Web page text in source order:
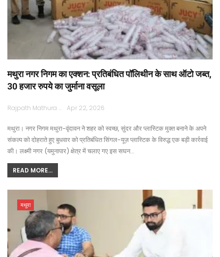
मथुरा नगर निगम का एक्शन: प्रतिबंधित पॉलिथीन के साथ ऑटो जब्त,
30 हजार रुपये का जुर्माना वसूला
Rajpath Mathura Apr 22, 2026
​मथुरा। नगर निगम मथुरा-वृंदावन ने शहर को स्वच्छ, सुंदर और प्लास्टिक मुक्त बनाने के अपने
संकल्प को दोहराते हुए बुधवार को प्रतिबंधित सिंगल-यूज़ प्लास्टिक के विरुद्ध एक बड़ी कार्रवाई
की। लक्ष्मी नगर (यमुनापार) क्षेत्र में चलाए गए इस सघन…
READ MORE...
मथुरा